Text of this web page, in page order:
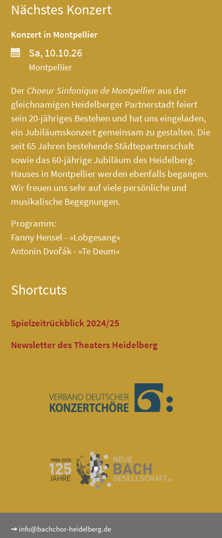
Nächstes Konzert
Konzert in Montpellier
Sa, 10.10.26
Montpellier
Der Choeur Sinfonique de Montpellier aus der
gleichnamigen Heidelberger Partnerstadt feiert
sein 20-jähriges Bestehen und hat uns eingeladen,
ein Jubiläumskonzert gemeinsam zu gestalten. Die
seit 65 Jahren bestehende Städtepartnerschaft
sowie das 60-jährige Jubiläum des Heidelberg-
Hauses in Montpellier werden ebenfalls begangen.
Wir freuen uns sehr auf viele persönliche und
musikalische Begegnungen.
Programm:
Fanny Hensel - »Lobgesang«
Antonin Dvořák - »Te Deum«
Shortcuts
Spielzeitrückblick 2024/25
Newsletter des Theaters Heidelberg
➞ info@bachchor-heidelberg.de